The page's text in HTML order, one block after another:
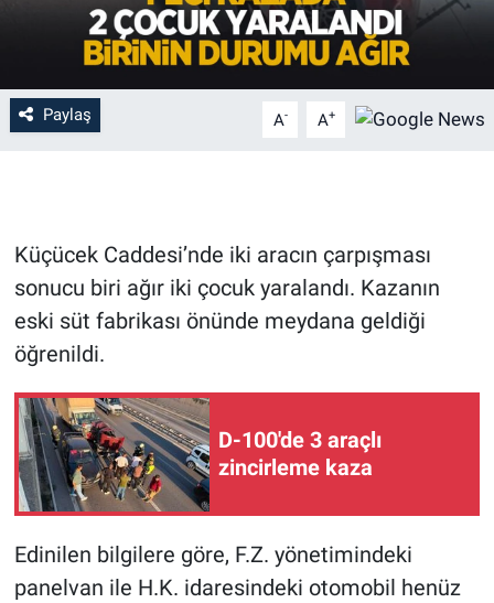
Paylaş A- A+
Küçücek Caddesi’nde iki aracın çarpışması
sonucu biri ağır iki çocuk yaralandı. Kazanın
eski süt fabrikası önünde meydana geldiği
öğrenildi.
D-100'de 3 araçlı
zincirleme kaza
Edinilen bilgilere göre, F.Z. yönetimindeki
panelvan ile H.K. idaresindeki otomobil henüz